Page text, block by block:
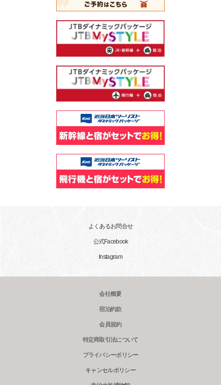
よくあるお問合せ
公式Facebook
Instagram
会社概要
宿泊約款
会員規約
特定商取引法について
プライバシーポリシー
キャンセルポリシー